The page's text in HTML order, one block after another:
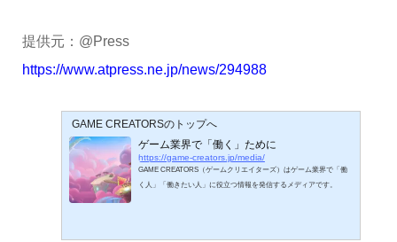
提供元：@Press
https://www.atpress.ne.jp/news/294988
GAME CREATORSのトップへ
ゲーム業界で「働く」ために
https://game-creators.jp/media/
GAME CREATORS（ゲームクリエイターズ）はゲーム業界で「働
く人」「働きたい人」に役立つ情報を発信するメディアです。